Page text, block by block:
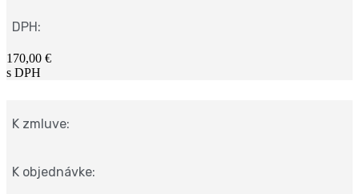
DPH:
170,00 €
s DPH
K zmluve:
K objednávke: